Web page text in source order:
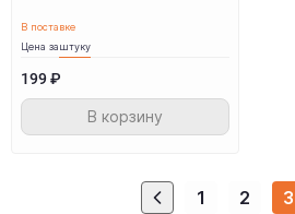
В поставке
Цена заштуку
199 ₽
В корзину
1 2 3